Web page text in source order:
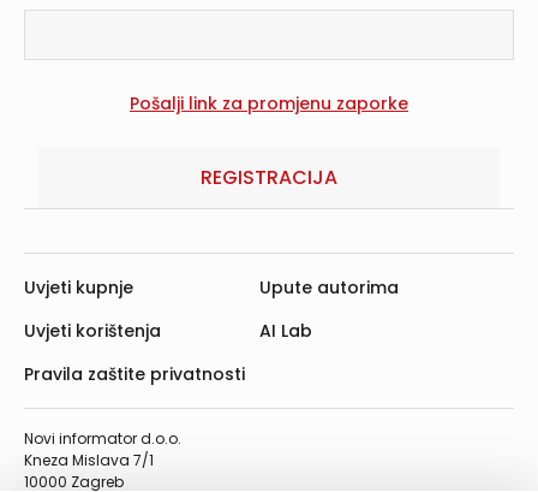
REGISTRACIJA
Novi informator d.o.o.
Kneza Mislava 7/1
10000 Zagreb
Uvjeti kupnje
Uvjeti korištenja
Pravila zaštite privatnosti
Upute autorima
AI Lab